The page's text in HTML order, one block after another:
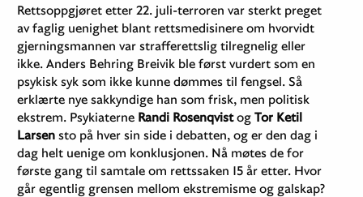
Rettsoppgjøret etter 22. juli-terroren var sterkt preget
av faglig uenighet blant rettsmedisinere om hvorvidt
gjerningsmannen var strafferettslig tilregnelig eller
ikke. Anders Behring Breivik ble først vurdert som en
psykisk syk som ikke kunne dømmes til fengsel. Så
erklærte nye sakkyndige han som frisk, men politisk
ekstrem. Psykiaterne Randi RosenqvistogTor Ketil
Larsen sto på hver sin side i debatten, og er den dag i
dag helt uenige om konklusjonen. Nå møtes de for
første gang til samtale om rettssaken 15 år etter. Hvor
går egentlig grensen mellom ekstremisme og galskap?